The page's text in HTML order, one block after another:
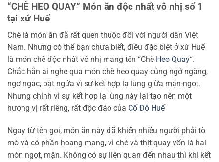
“CHÈ HEO QUAY” Món ăn độc nhất vô nhị số 1
tại xứ Huế
Chè là món ăn đã rất quen thuộc đối với người dân Việt
Nam. Nhưng có thể bạn chưa biết, điều đặc biệt ở xứ Huế
là món chè độc nhất vô nhị mang tên “Chè Heo Quay“.
Chắc hẳn ai nghe qua món chè heo quay cũng ngỡ ngàng,
ngơ ngác, bật ngửa vì sự kết hợp lạ lùng giữa mặn-ngọt.
Nhưng chính vì sự kết hợp lạ lùng này lại tạo nên một
hương vị rất riêng, rất độc đáo của Cố Đô Huế
Ngay từ tên gọi, món ăn này đã khiến nhiều người phải tò
mò và có phần hoang mang, vì chè và thịt quay vốn là hai
món ngọt, mặn. Không có sự liên quan đến nhau thì khi kết